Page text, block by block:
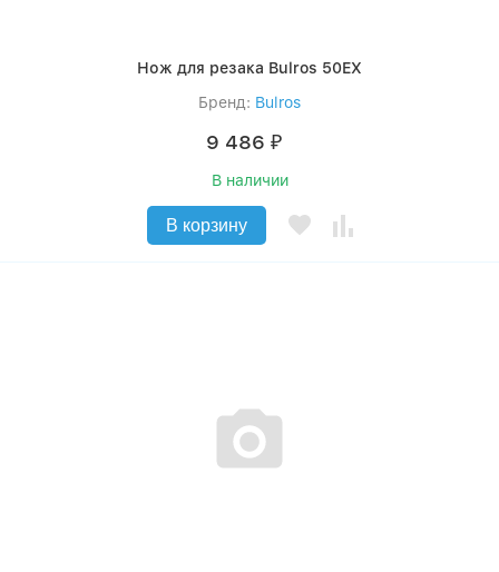
Нож для резака Bulros 50EX
Бренд: Bulros
9 486 ₽
В наличии
В корзину